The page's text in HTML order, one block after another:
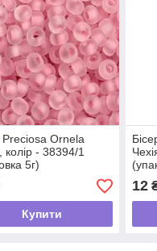
Preciosa Ornela
колір - 38394/1
5г)
Купити
12